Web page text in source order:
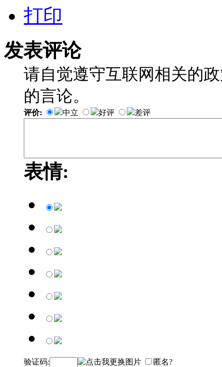
打印
发表评论
请自觉遵守互联网相关的
的言论。
评价: 中立 好评 差评
表情:
验证码: 匿名?